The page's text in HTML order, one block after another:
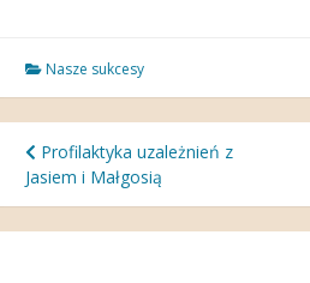
Nasze sukcesy
Nawigacja
wpisu
Profilaktyka uzależnień z
Jasiem i Małgosią